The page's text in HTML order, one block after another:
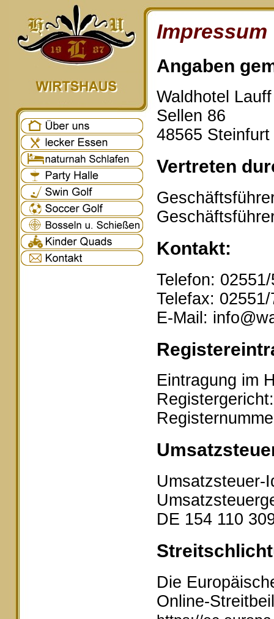
Impressum
Angaben
Waldhotel
Sellen 86
48565 Steinfurt
Vertreten
Kontakt:
Telefon:
Telefax:
E-Mail:
Eintragung im
Umsatzsteuer-
DE 154 110
Die
Online-